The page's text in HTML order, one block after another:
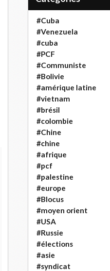
#Cuba
#Venezuela
#cuba
#PCF
#Communiste
#Bolivie
#amérique latine
#vietnam
#brésil
#colombie
#Chine
#chine
#afrique
#pcf
#palestine
#europe
#Blocus
#moyen orient
#USA
#Russie
#élections
#asie
#syndicat